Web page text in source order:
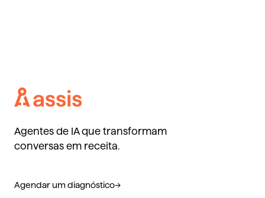
Agentes de IA que transformam
conversas em receita.
Agendar um diagnóstico→